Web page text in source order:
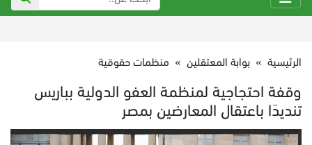
الرئيسية » بوابة المعتقلين » منظمات حقوقية
وقفة احتجاجية لمنظمة العفو الدولية بباريس
تنديدَا باعتقال المعارضين بمصر